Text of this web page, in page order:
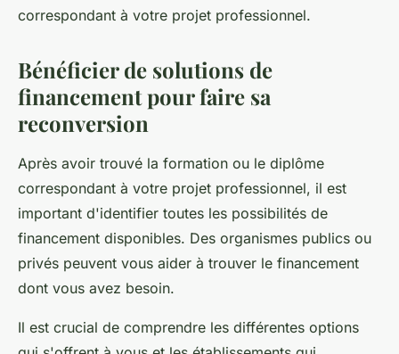
correspondant à votre projet professionnel.
Bénéficier de solutions de
financement pour faire sa
reconversion
Après avoir trouvé la formation ou le diplôme
correspondant à votre projet professionnel, il est
important d'identifier toutes les possibilités de
financement disponibles. Des organismes publics ou
privés peuvent vous aider à trouver le financement
dont vous avez besoin.
Il est crucial de comprendre les différentes options